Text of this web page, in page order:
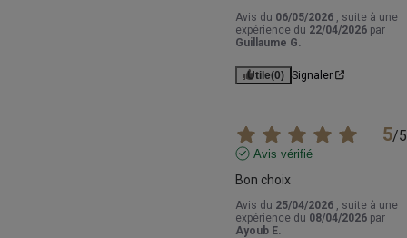
Avis du 06/05/2026 , suite à une
expérience du 22/04/2026 par
Guillaume G.
Utile(0) Signaler
5/5
Avis vérifié
Bon choix
Avis du 25/04/2026 , suite à une
expérience du 08/04/2026 par
Ayoub E.